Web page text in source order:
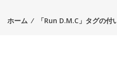
ホーム ⁄ 「Run D.M.C」タグの付